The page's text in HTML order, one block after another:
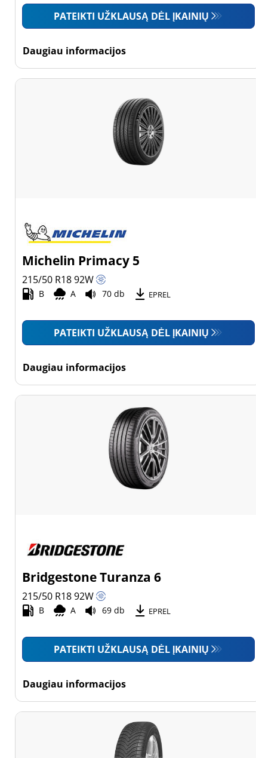
PATEIKTI UŽKLAUSĄ DĖL ĮKAINIŲ
Daugiau informacijos
Michelin Primacy 5
215/50 R1892W
B A 70 db EPREL
PATEIKTI UŽKLAUSĄ DĖL ĮKAINIŲ
Daugiau informacijos
Bridgestone Turanza 6
215/50 R1892W
B A 69 db EPREL
PATEIKTI UŽKLAUSĄ DĖL ĮKAINIŲ
Daugiau informacijos